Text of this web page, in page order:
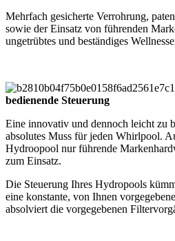
Mehrfach gesicherte Verrohrung,
sowie der Einsatz von führenden
ungetrübtes und beständiges
bedienende Steuerung
Eine innovativ und dennoch leicht zu
absolutes Muss für jeden Whirlpool.
Hydroopool nur führende
zum Einsatz.
Die Steuerung Ihres Hydropools
eine konstante, von Ihnen
absolviert die vorgegebenen